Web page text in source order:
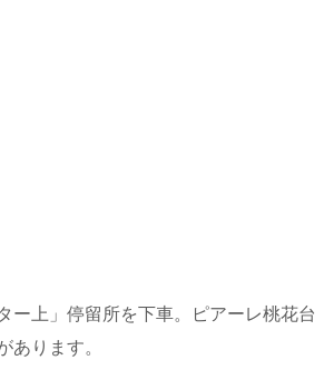
ー上」停留所を下車。ピアーレ桃花台
あります。